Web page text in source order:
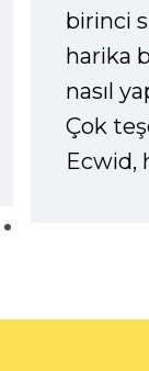
birinci
harika
nasıl
Çok
Ecwid,